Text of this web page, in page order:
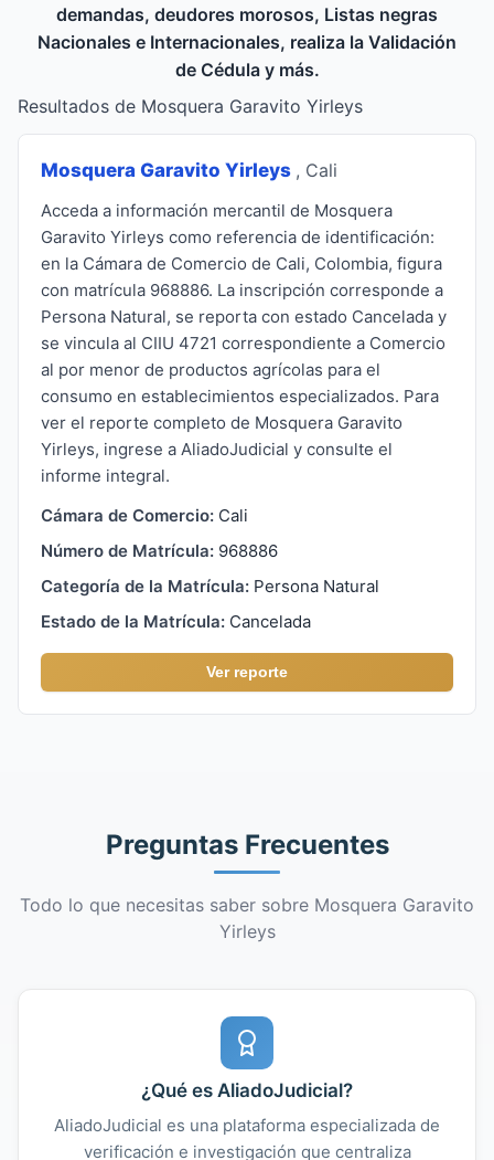
demandas, deudores morosos, Listas negras
Nacionales e Internacionales, realiza la Validación
de Cédula y más.
Resultados de Mosquera Garavito Yirleys
Mosquera Garavito Yirleys , Cali
Acceda a información mercantil de Mosquera
Garavito Yirleys como referencia de identificación:
en la Cámara de Comercio de Cali, Colombia, figura
con matrícula 968886. La inscripción corresponde a
Persona Natural, se reporta con estado Cancelada y
se vincula al CIIU 4721 correspondiente a Comercio
al por menor de productos agrícolas para el
consumo en establecimientos especializados. Para
ver el reporte completo de Mosquera Garavito
Yirleys, ingrese a AliadoJudicial y consulte el
informe integral.
Cámara de Comercio: Cali
Número de Matrícula: 968886
Categoría de la Matrícula: Persona Natural
Estado de la Matrícula: Cancelada
Ver reporte
Preguntas Frecuentes
Todo lo que necesitas saber sobre Mosquera Garavito
Yirleys
¿Qué es AliadoJudicial?
AliadoJudicial es una plataforma especializada de
verificación e investigación que centraliza